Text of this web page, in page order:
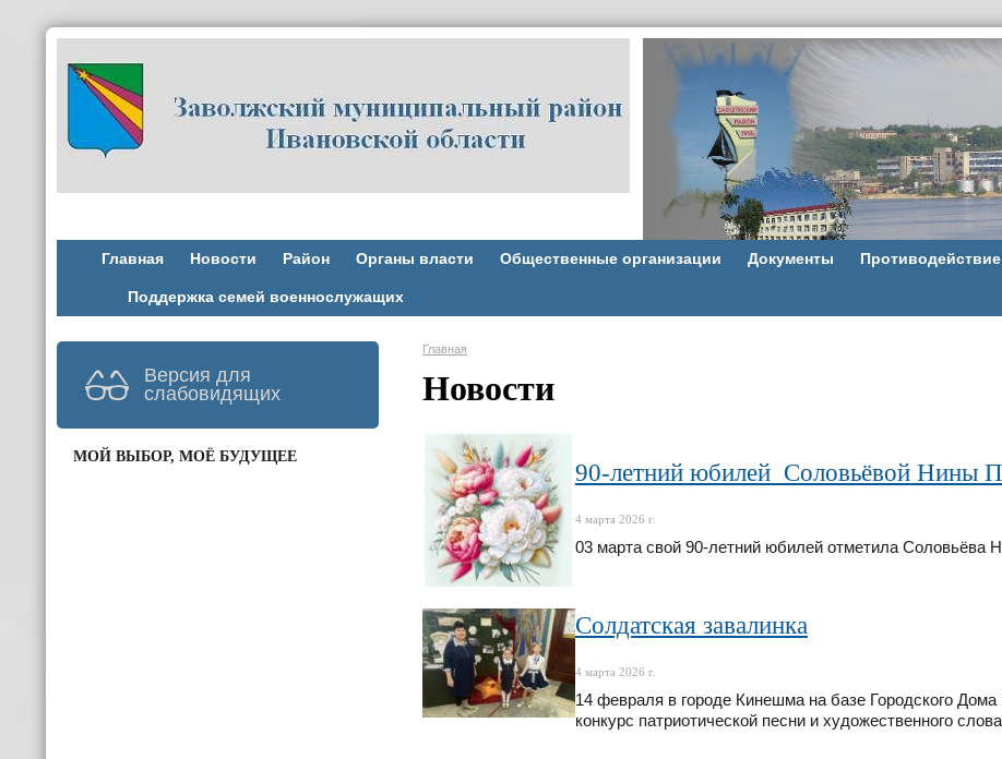
Главная Новости Район Органы власти Общественные организации Документы
Поддержка семей военнослужащих
Версия для
слабовидящих
МОЙ ВЫБОР, МОЁ БУДУЩЕЕ
Главная
Новости
90-летний юбилей Соловьёвой Нины
4 марта 2026 г.
03 марта свой 90-летний юбилей отметила Соловьёва
Солдатская завалинка
4 марта 2026 г.
14 февраля в городе Кинешма на базе Городского
конкурс патриотической песни и художественного